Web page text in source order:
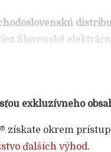
Slovenské
exkluzívneho
získate okrem
ďalších výhod.